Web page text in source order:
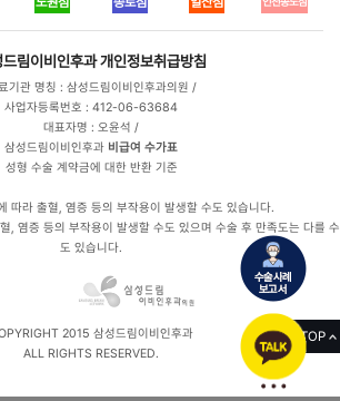
드림이비인후과 개인정보취급방침
기관 명칭 : 삼성드림이비인후과의원 /
사업자등록번호 : 412-06-63684
대표자명 : 오윤석 /
삼성드림이비인후과 비급여 수가표
성형 수술 계약금에 대한 반환 기준
따라 출혈, 염증 등의 부작용이 발생할 수도 있습니다.
, 염증 등의 부작용이 발생할 수도 있으며 수술 후 만족도는 다를 수
도 있습니다.
2015 삼성드림이비인후과
ALL RIGHTS RESERVED.
TOP